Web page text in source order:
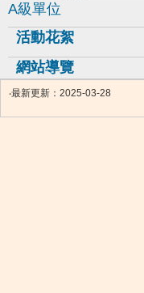
A級單位
活動花絮
網站導覽
‧最新更新：2025-03-28